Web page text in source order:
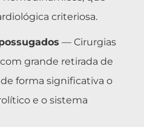
criteriosa.
— Cirurgias
grande retirada de
forma significativa o
e o sistema